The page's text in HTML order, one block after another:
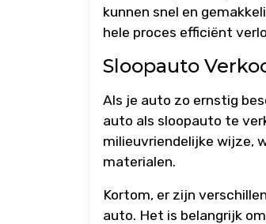
kunnen snel en
hele proces efficiënt
Sloopauto
Als je auto zo ernstig
auto als sloopauto te
milieuvriendelijke wijze,
materialen.
Kortom, er zijn
auto. Het is belangrijk